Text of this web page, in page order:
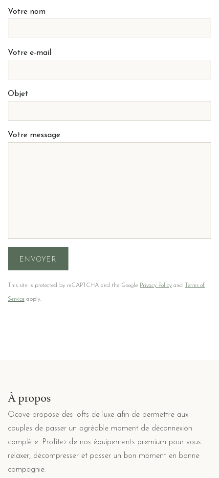
Votre nom
Votre e-mail
Objet
Votre message
This site is protected by reCAPTCHA and the Google Privacy Policy and Terms of
Service apply.
À propos
Ocove propose des lofts de luxe afin de permettre aux
couples de passer un agréable moment de déconnexion
complète. Profitez de nos équipements premium pour vous
relaxer, décompresser et passer un bon moment en bonne
compagnie.